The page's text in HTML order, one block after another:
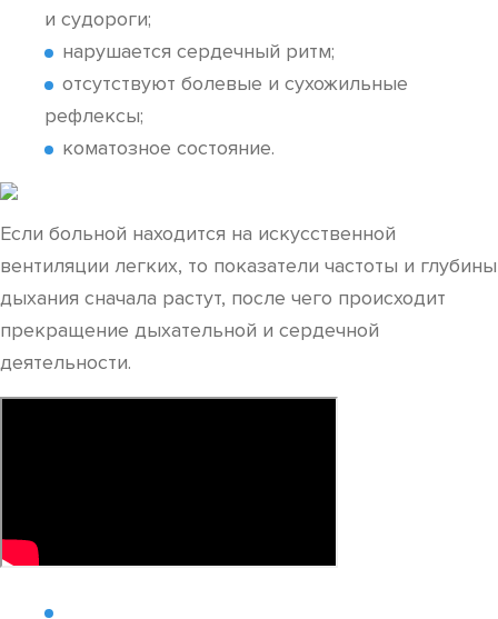
и судороги;
нарушается сердечный ритм;
отсутствуют болевые и сухожильные
рефлексы;
коматозное состояние.
Если больной находится на искусственной
вентиляции легких, то показатели частоты и глубины
дыхания сначала растут, после чего происходит
прекращение дыхательной и сердечной
деятельности.